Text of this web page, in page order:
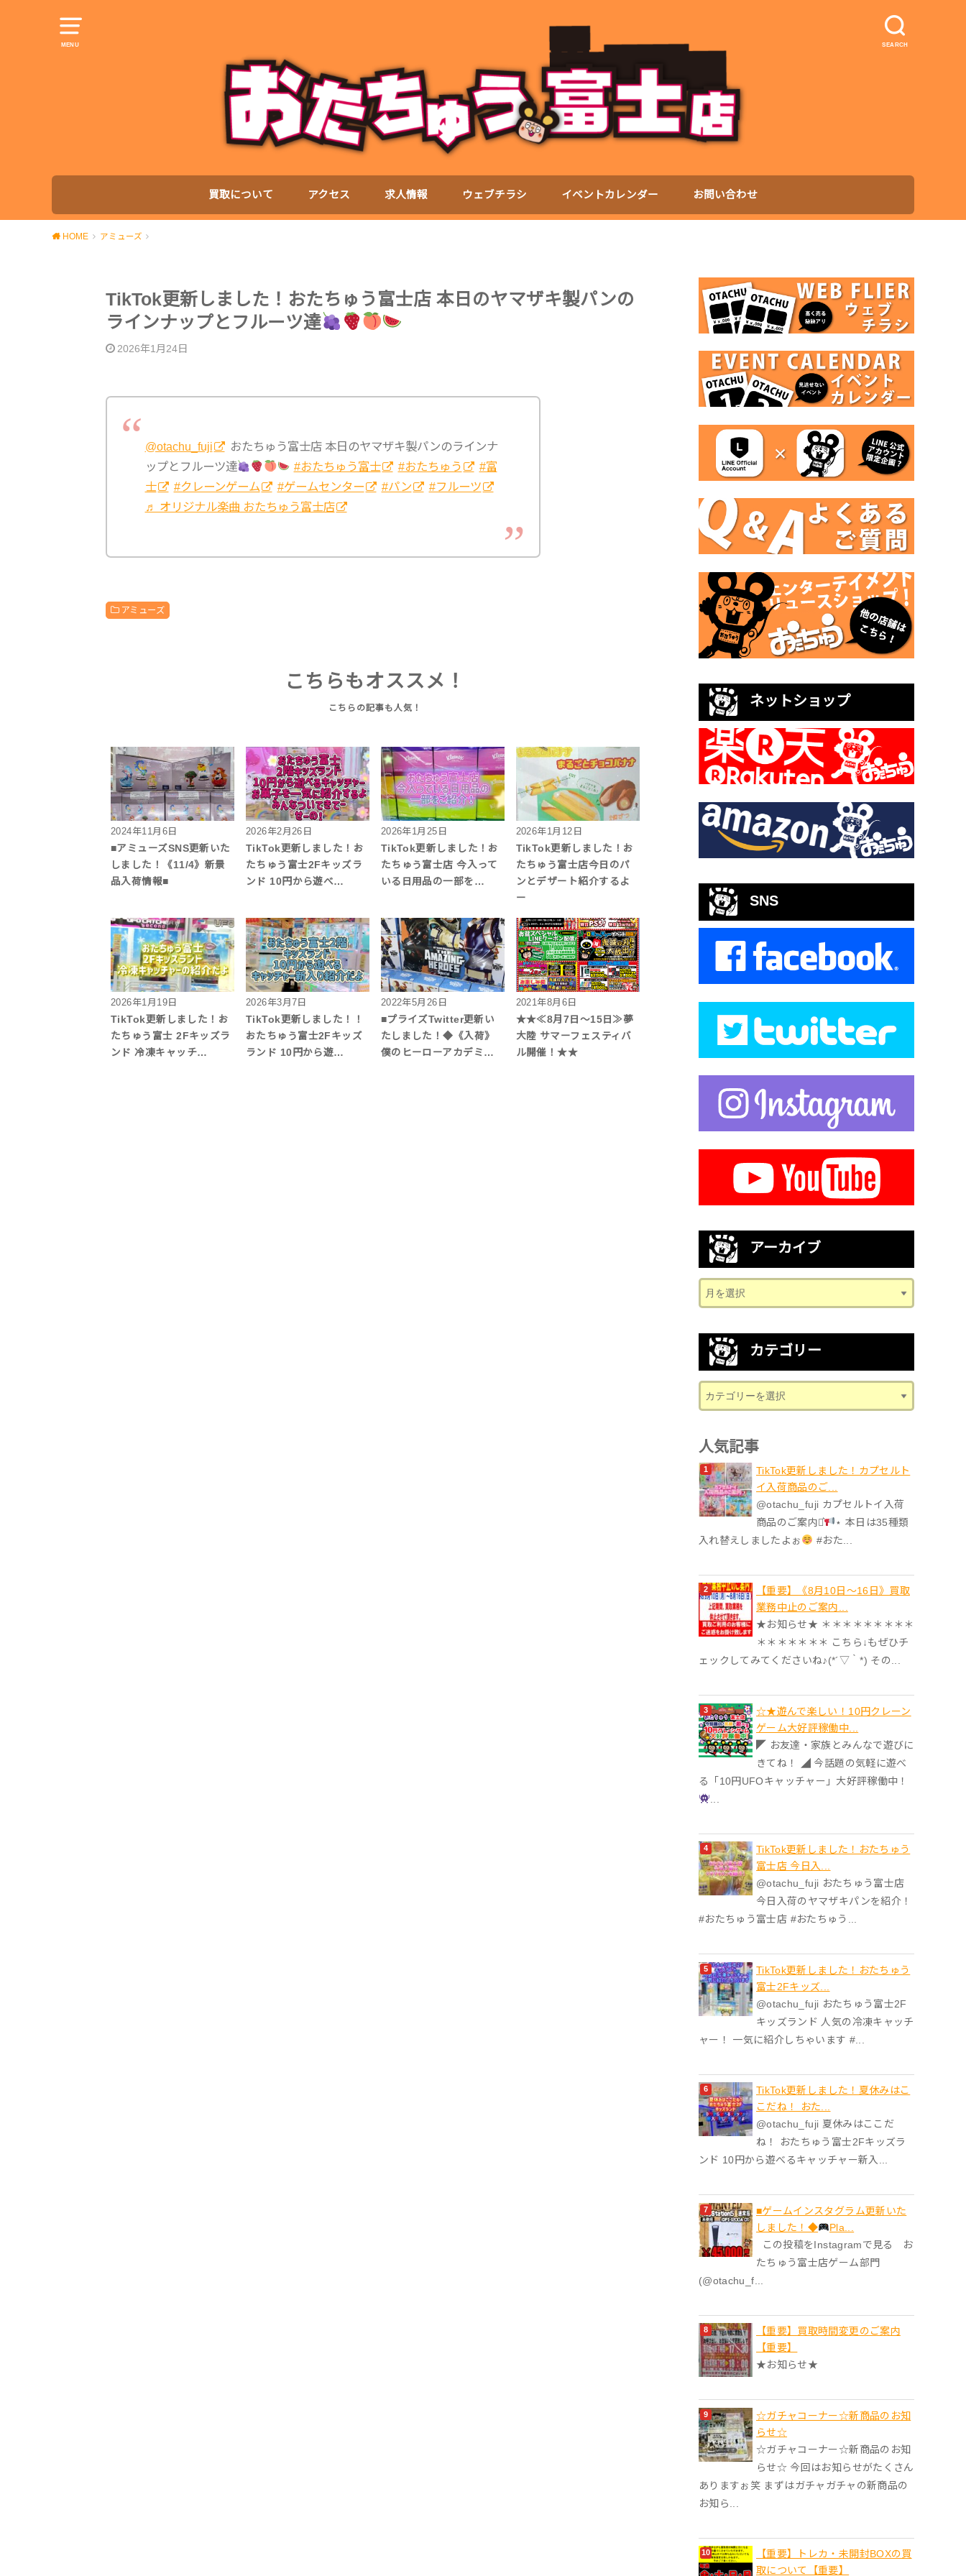
MENU SEARCH
買取について アクセス 求人情報 ウェブチラシ イベントカレンダー お問い合わせ
HOME アミューズ
TikTok更新しました！おたちゅう富士店 本日のヤマザキ製パンの
ラインナップとフルーツ達
2026年1月24日
@otachu_fuji
おたちゅう富士店 本日のヤマザキ製パンのラインナ
ップとフルーツ達
#おたちゅう富士 #おたちゅう
#富
士
#クレーンゲーム #ゲームセンター #パン
#フルーツ
♬ オリジナル楽曲 おたちゅう富士店
アミューズ
こちらもオススメ！
2024年11月6日
■アミューズSNS更新いた
しました！《11/4》新景
品入荷情報■
2026年2月26日
TikTok更新しました！お
たちゅう富士2Fキッズラ
ンド 10円から遊べ…
2026年1月25日
TikTok更新しました！お
たちゅう富士店 今入って
いる日用品の一部を…
2026年1月12日
TikTok更新しました！お
たちゅう富士店今日のパ
ンとデザート紹介するよ
ー
2026年1月19日
TikTok更新しました！お
たちゅう富士 2Fキッズラ
ンド 冷凍キャッチ…
2026年3月7日
TikTok更新しました！！
おたちゅう富士2Fキッズ
ランド 10円から遊…
2022年5月26日
■プライズTwitter更新い
たしました！◆《入荷》
僕のヒーローアカデミ…
2021年8月6日
★★≪8月7日～15日≫夢
大陸 サマーフェスティバ
ル開催！★★
ネットショップ
SNS
アーカイブ
カテゴリー
人気記事
TikTok更新しました！カプセルト
イ入荷商品のご...
@otachu_fuji カプセルトイ入荷
商品のご案内⋆͛
⋆ 本日は35種類
入れ替えしましたよぉ
#おた...
【重要】《8月10日～16日》買取
業務中止のご案内...
★お知らせ★ ＊＊＊＊＊＊＊＊＊
＊＊＊＊＊＊＊ こちら↓もぜひチ
ェックしてみてくださいね♪(*´▽｀*) その...
☆★遊んで楽しい！10円クレーン
ゲーム大好評稼働中...
◤ お友達・家族とみんなで遊びに
きてね！ ◢ 今話題の気軽に遊べ
る「10円UFOキャッチャー」大好評稼働中！
TikTok更新しました！おたちゅう
富士店 今日入...
@otachu_fuji おたちゅう富士店
今日入荷のヤマザキパンを紹介！
#おたちゅう富士店 #おたちゅう...
TikTok更新しました！おたちゅう
富士2Fキッズ...
@otachu_fuji おたちゅう富士2F
キッズランド 人気の冷凍キャッチ
ャー！ 一気に紹介しちゃいます #...
TikTok更新しました！夏休みはこ
こだね！ おた...
@otachu_fuji 夏休みはここだ
ね！ おたちゅう富士2Fキッズラ
ンド 10円から遊べるキャッチャー新入...
■ゲームインスタグラム更新いた
しました！◆
Pla...
この投稿をInstagramで見る お
たちゅう富士店ゲーム部門
(@otachu_f...
【重要】買取時間変更のご案内
【重要】
★お知らせ★
☆ガチャコーナー☆新商品のお知
らせ☆
☆ガチャコーナー☆新商品のお知
らせ☆ 今回はお知らせがたくさん
ありますぉ笑 まずはガチャガチャの新商品の
お知ら...
【重要】トレカ・未開封BOXの買
取について【重要】